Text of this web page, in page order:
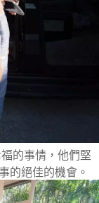
的事情，他們堅
的絕佳的機會。